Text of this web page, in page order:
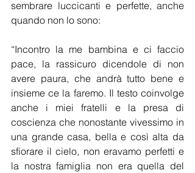
sembrare luccicanti e perfette, anche
quando non lo sono:
“Incontro la me bambina e ci faccio
pace, la rassicuro dicendole di non
avere paura, che andrà tutto bene e
insieme ce la faremo. Il testo coinvolge
anche i miei fratelli e la presa di
coscienza che nonostante vivessimo in
una grande casa, bella e così alta da
sfiorare il cielo, non eravamo perfetti e
la nostra famiglia non era quella del